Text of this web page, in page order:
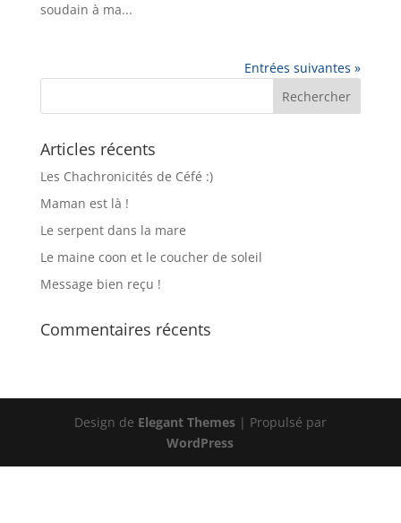
soudain à ma...
Entrées suivantes »
Articles récents
Les Chachronicités de Céfé :)
Maman est là !
Le serpent dans la mare
Le maine coon et le coucher de soleil
Message bien reçu !
Commentaires récents
Design de Elegant Themes| Propulsé par
WordPress